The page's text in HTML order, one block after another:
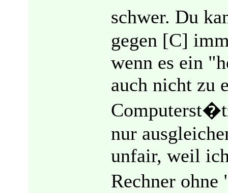
schwer. Du
gegen [C]
wenn es ein
auch nicht zu
nur
unfair, weil
Rechner